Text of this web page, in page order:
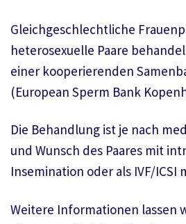
Gleichgeschlechtliche
heterosexuelle Paare
einer kooperierenden
(European Sperm Bank
Die Behandlung ist je nach
und Wunsch des Paares mit
Insemination oder als IVF/ICSI
Weitere Informationen lassen